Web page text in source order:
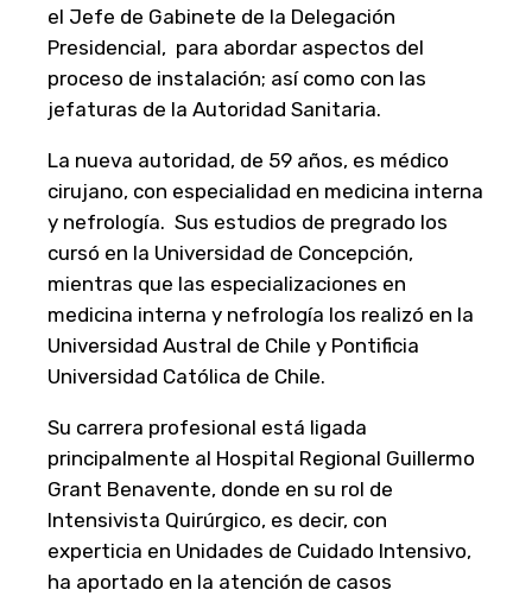
el Jefe de Gabinete de la Delegación
Presidencial, para abordar aspectos del
proceso de instalación; así como con las
jefaturas de la Autoridad Sanitaria.
La nueva autoridad, de 59 años, es médico
cirujano, con especialidad en medicina interna
y nefrología. Sus estudios de pregrado los
cursó en la Universidad de Concepción,
mientras que las especializaciones en
medicina interna y nefrología los realizó en la
Universidad Austral de Chile y Pontificia
Universidad Católica de Chile.
Su carrera profesional está ligada
principalmente al Hospital Regional Guillermo
Grant Benavente, donde en su rol de
Intensivista Quirúrgico, es decir, con
experticia en Unidades de Cuidado Intensivo,
ha aportado en la atención de casos